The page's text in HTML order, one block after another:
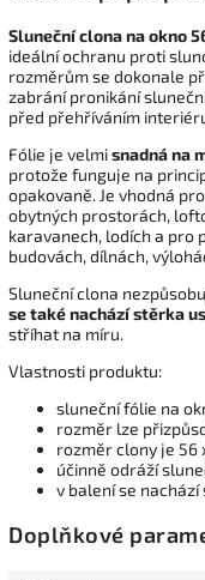
Sluneční clona na okno
ideální ochranu proti
rozměrům se dokonale
zabrání pronikání
před přehříváním
Fólie je velmisnadná na
protože funguje na
opakovaně. Je vhodná
obytných prostorách,
karavanech, lodích a pro
budovách, dílnách,
Sluneční clona
se také nachází stěrka
stříhat na míru.
Vlastnosti produktu:
sluneční fólie na
rozměr lze
rozměr clony je 56
účinně odráží
v balení se
Doplňkové